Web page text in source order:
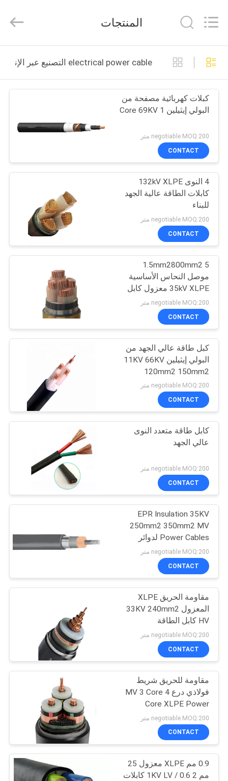
الصفحة
الرئيسية
منتجات
معلومات
جولة
المعمل
مراقبة
الجودة
اتصل
اطلب
اقتباس
خريطة
الموقع
POLICY
Management
Services
Rights
المنتجات
electrical power cable التصنيع عبر الإنترنت
كبلات كهربائية مصفحة من
البولي إيثيلين 1 Core 69KV
negotiable MOQ:200 متر
CONTACT
4 النوى 132kV XLPE
كابلات الطاقة عالية الجهد
للبناء
negotiable MOQ:200 متر
CONTACT
1.5mm2800mm2 5
موصل النحاس الأساسية
35kV XLPE معزول كابل
الطاقة
negotiable MOQ:200 متر
CONTACT
كبل طاقة عالي الجهد من
البولي إيثيلين 11KV 66KV
120mm2 150mm2
negotiable MOQ:200 متر
CONTACT
كابل طاقة متعدد النوى
عالي الجهد
negotiable MOQ:200 متر
CONTACT
EPR Insulation 35KV
250mm2 350mm2 MV
Power Cables لدوائر
التغذية
negotiable MOQ:200 متر
CONTACT
مقاومة الحريق XLPE
المعزول 33KV 240mm2
HV كابل الطاقة
negotiable MOQ:200 متر
CONTACT
مقاومة للحريق شريط
فولاذي درع MV 3 Core 4
Core XLPE Power
Cables
negotiable MOQ:200 متر
CONTACT
0.9 مم XLPE معزول 25
مم 2 0.6 / 1KV LV كابلات